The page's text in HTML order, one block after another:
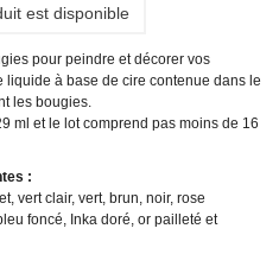
est disponible
pour peindre et décorer vos
à base de cire contenue dans le
les bougies.
ml et le lot comprend pas moins de 16
:
vert clair, vert, brun, noir, rose
foncé, Inka doré, or pailleté et